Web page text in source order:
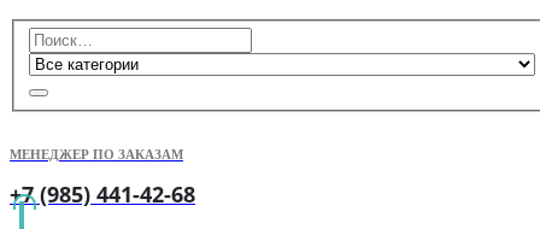
МЕНЕДЖЕР ПО ЗАКАЗАМ
+7 (985) 441-42-68